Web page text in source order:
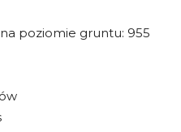
poziomie gruntu: 955